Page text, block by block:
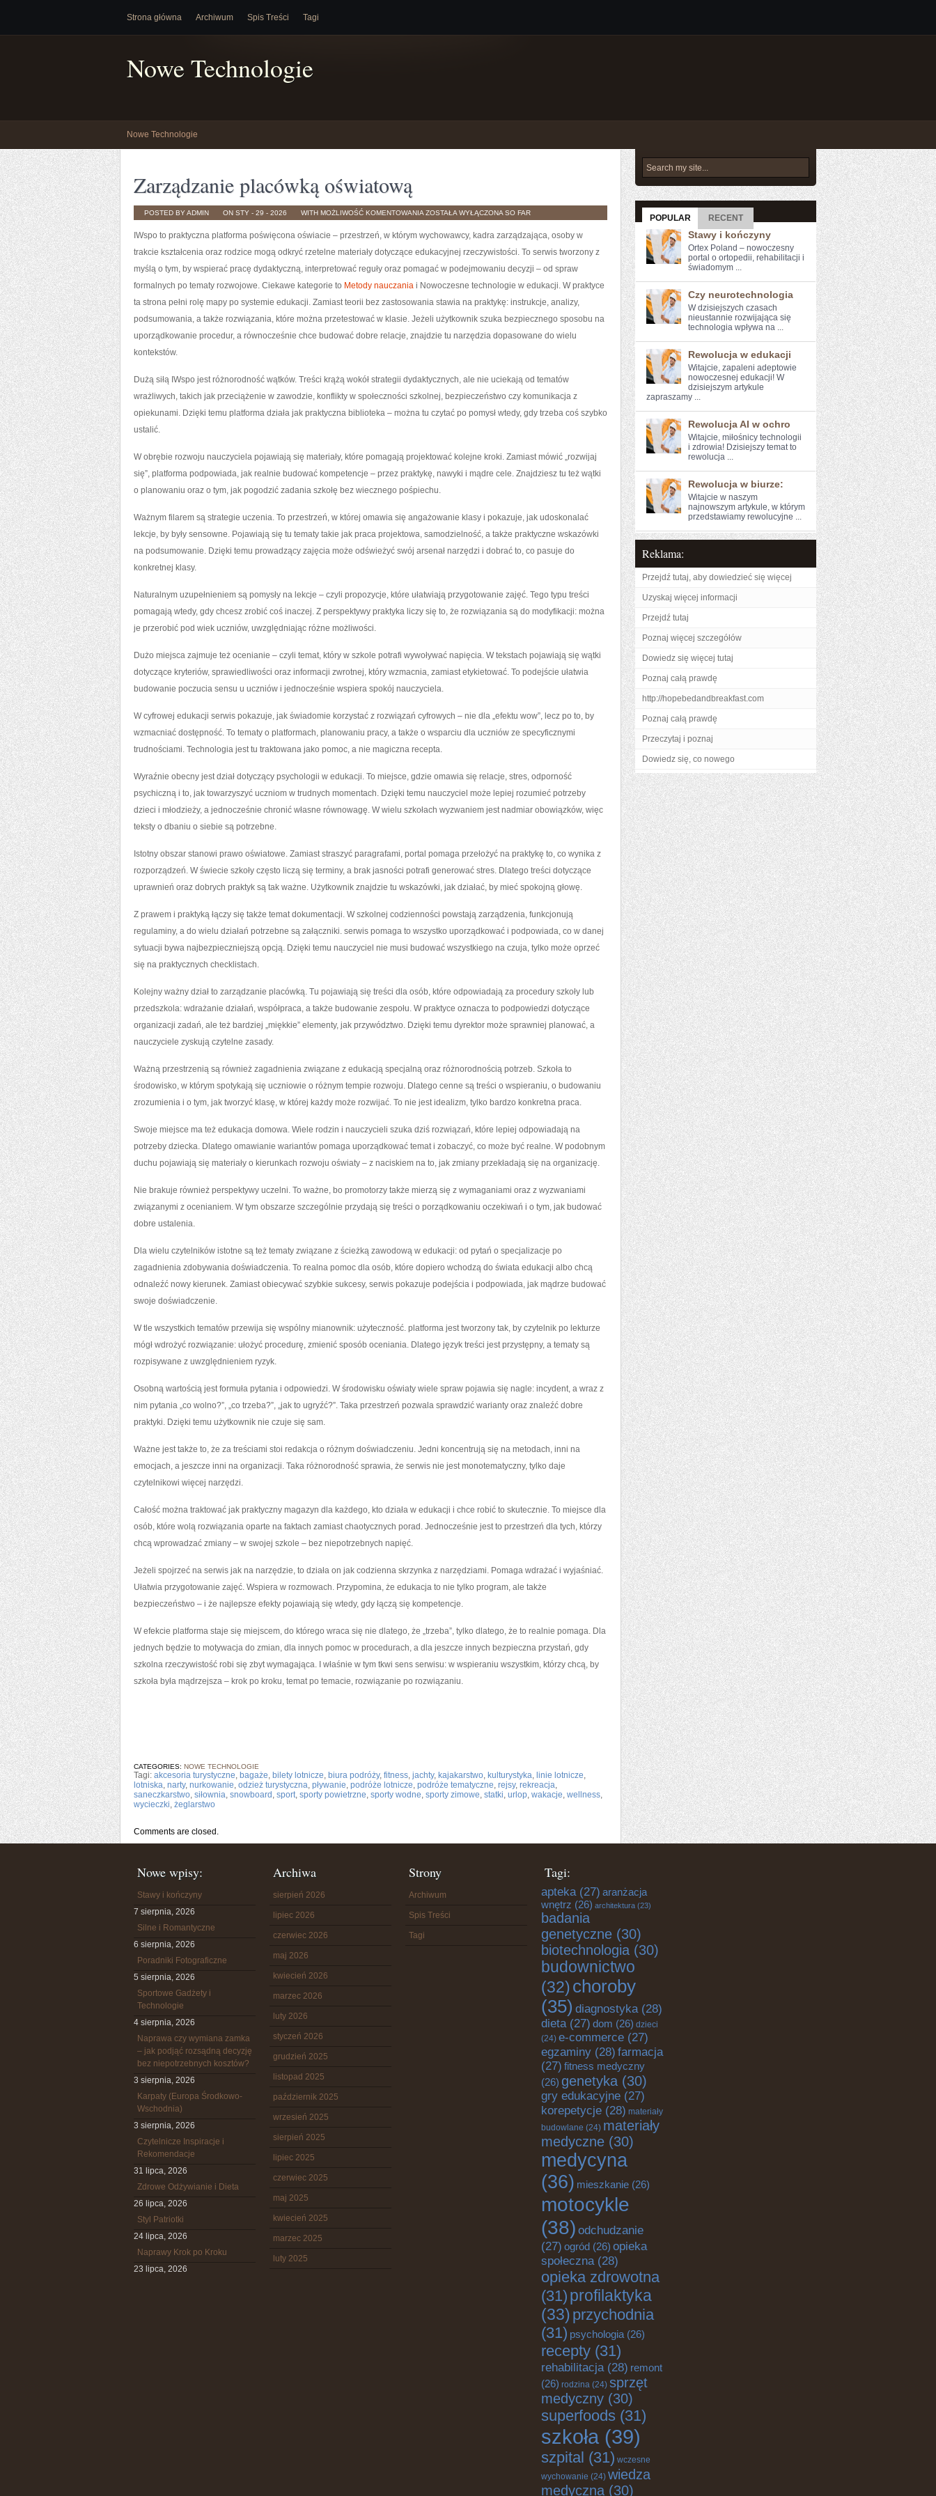
Strona główna Archiwum Spis Treści Tagi
Nowe Technologie
Nowe Technologie
Zarządzanie placówką oświatową
POSTED BY ADMIN ON STY - 29 - 2026 WITH MOŻLIWOŚĆ KOMENTOWANIA ZARZĄDZANIE
PLACÓWKĄ
ZOSTAŁA WYŁĄCZONA SO FAR
IWspo to praktyczna platforma poświęcona oświacie – przestrzeń, w którym wychowawcy, kadra zarządzająca, osoby w
trakcie kształcenia oraz rodzice mogą odkryć rzetelne materiały dotyczące edukacyjnej rzeczywistości. To serwis tworzony z
myślą o tym, by wspierać pracę dydaktyczną, interpretować reguły oraz pomagać w podejmowaniu decyzji – od spraw
formalnych po tematy rozwojowe. Ciekawe kategorie to Metody nauczania i Nowoczesne technologie w edukacji. W praktyce
ta strona pełni rolę mapy po systemie edukacji. Zamiast teorii bez zastosowania stawia na praktykę: instrukcje, analizy,
podsumowania, a także rozwiązania, które można przetestować w klasie. Jeżeli użytkownik szuka bezpiecznego sposobu na
uporządkowanie procedur, a równocześnie chce budować dobre relacje, znajdzie tu narzędzia dopasowane do wielu
kontekstów.
Dużą siłą IWspo jest różnorodność wątków. Treści krążą wokół strategii dydaktycznych, ale nie uciekają od tematów
wrażliwych, takich jak przeciążenie w zawodzie, konflikty w społeczności szkolnej, bezpieczeństwo czy komunikacja z
opiekunami. Dzięki temu platforma działa jak praktyczna biblioteka – można tu czytać po pomysł wtedy, gdy trzeba coś szybko
ustalić.
W obrębie rozwoju nauczyciela pojawiają się materiały, które pomagają projektować kolejne kroki. Zamiast mówić „rozwijaj
się”, platforma podpowiada, jak realnie budować kompetencje – przez praktykę, nawyki i mądre cele. Znajdziesz tu też wątki
o planowaniu oraz o tym, jak pogodzić zadania szkołę bez wiecznego pośpiechu.
Ważnym filarem są strategie uczenia. To przestrzeń, w której omawia się angażowanie klasy i pokazuje, jak udoskonalać
lekcje, by były sensowne. Pojawiają się tu tematy takie jak praca projektowa, samodzielność, a także praktyczne wskazówki
na podsumowanie. Dzięki temu prowadzący zajęcia może odświeżyć swój arsenał narzędzi i dobrać to, co pasuje do
konkretnej klasy.
Naturalnym uzupełnieniem są pomysły na lekcje – czyli propozycje, które ułatwiają przygotowanie zajęć. Tego typu treści
pomagają wtedy, gdy chcesz zrobić coś inaczej. Z perspektywy praktyka liczy się to, że rozwiązania są do modyfikacji: można
je przerobić pod wiek uczniów, uwzględniając różne możliwości.
Dużo miejsca zajmuje też ocenianie – czyli temat, który w szkole potrafi wywoływać napięcia. W tekstach pojawiają się wątki
dotyczące kryteriów, sprawiedliwości oraz informacji zwrotnej, który wzmacnia, zamiast etykietować. To podejście ułatwia
budowanie poczucia sensu u uczniów i jednocześnie wspiera spokój nauczyciela.
W cyfrowej edukacji serwis pokazuje, jak świadomie korzystać z rozwiązań cyfrowych – nie dla „efektu wow”, lecz po to, by
wzmacniać dostępność. To tematy o platformach, planowaniu pracy, a także o wsparciu dla uczniów ze specyficznymi
trudnościami. Technologia jest tu traktowana jako pomoc, a nie magiczna recepta.
Wyraźnie obecny jest dział dotyczący psychologii w edukacji. To miejsce, gdzie omawia się relacje, stres, odporność
psychiczną i to, jak towarzyszyć uczniom w trudnych momentach. Dzięki temu nauczyciel może lepiej rozumieć potrzeby
dzieci i młodzieży, a jednocześnie chronić własne równowagę. W wielu szkołach wyzwaniem jest nadmiar obowiązków, więc
teksty o dbaniu o siebie są potrzebne.
Istotny obszar stanowi prawo oświatowe. Zamiast straszyć paragrafami, portal pomaga przełożyć na praktykę to, co wynika z
rozporządzeń. W świecie szkoły często liczą się terminy, a brak jasności potrafi generować stres. Dlatego treści dotyczące
uprawnień oraz dobrych praktyk są tak ważne. Użytkownik znajdzie tu wskazówki, jak działać, by mieć spokojną głowę.
Z prawem i praktyką łączy się także temat dokumentacji. W szkolnej codzienności powstają zarządzenia, funkcjonują
regulaminy, a do wielu działań potrzebne są załączniki. serwis pomaga to wszystko uporządkować i podpowiada, co w danej
sytuacji bywa najbezpieczniejszą opcją. Dzięki temu nauczyciel nie musi budować wszystkiego na czuja, tylko może oprzeć
się na praktycznych checklistach.
Kolejny ważny dział to zarządzanie placówką. Tu pojawiają się treści dla osób, które odpowiadają za procedury szkoły lub
przedszkola: wdrażanie działań, współpraca, a także budowanie zespołu. W praktyce oznacza to podpowiedzi dotyczące
organizacji zadań, ale też bardziej „miękkie” elementy, jak przywództwo. Dzięki temu dyrektor może sprawniej planować, a
nauczyciele zyskują czytelne zasady.
Ważną przestrzenią są również zagadnienia związane z edukacją specjalną oraz różnorodnością potrzeb. Szkoła to
środowisko, w którym spotykają się uczniowie o różnym tempie rozwoju. Dlatego cenne są treści o wspieraniu, o budowaniu
zrozumienia i o tym, jak tworzyć klasę, w której każdy może rozwijać. To nie jest idealizm, tylko bardzo konkretna praca.
Swoje miejsce ma też edukacja domowa. Wiele rodzin i nauczycieli szuka dziś rozwiązań, które lepiej odpowiadają na
potrzeby dziecka. Dlatego omawianie wariantów pomaga uporządkować temat i zobaczyć, co może być realne. W podobnym
duchu pojawiają się materiały o kierunkach rozwoju oświaty – z naciskiem na to, jak zmiany przekładają się na organizację.
Nie brakuje również perspektywy uczelni. To ważne, bo promotorzy także mierzą się z wymaganiami oraz z wyzwaniami
związanymi z ocenianiem. W tym obszarze szczególnie przydają się treści o porządkowaniu oczekiwań i o tym, jak budować
dobre ustalenia.
Dla wielu czytelników istotne są też tematy związane z ścieżką zawodową w edukacji: od pytań o specjalizacje po
zagadnienia zdobywania doświadczenia. To realna pomoc dla osób, które dopiero wchodzą do świata edukacji albo chcą
odnaleźć nowy kierunek. Zamiast obiecywać szybkie sukcesy, serwis pokazuje podejścia i podpowiada, jak mądrze budować
swoje doświadczenie.
W tle wszystkich tematów przewija się wspólny mianownik: użyteczność. platforma jest tworzony tak, by czytelnik po lekturze
mógł wdrożyć rozwiązanie: ułożyć procedurę, zmienić sposób oceniania. Dlatego język treści jest przystępny, a tematy są
rozpisywane z uwzględnieniem ryzyk.
Osobną wartością jest formuła pytania i odpowiedzi. W środowisku oświaty wiele spraw pojawia się nagle: incydent, a wraz z
nim pytania „co wolno?”, „co trzeba?”, „jak to ugryźć?”. Taka przestrzeń pozwala sprawdzić warianty oraz znaleźć dobre
praktyki. Dzięki temu użytkownik nie czuje się sam.
Ważne jest także to, że za treściami stoi redakcja o różnym doświadczeniu. Jedni koncentrują się na metodach, inni na
emocjach, a jeszcze inni na organizacji. Taka różnorodność sprawia, że serwis nie jest monotematyczny, tylko daje
czytelnikowi więcej narzędzi.
Całość można traktować jak praktyczny magazyn dla każdego, kto działa w edukacji i chce robić to skutecznie. To miejsce dla
osób, które wolą rozwiązania oparte na faktach zamiast chaotycznych porad. Jednocześnie jest to przestrzeń dla tych, którzy
chcą wprowadzać zmiany – w swojej szkole – bez niepotrzebnych napięć.
Jeżeli spojrzeć na serwis jak na narzędzie, to działa on jak codzienna skrzynka z narzędziami. Pomaga wdrażać i wyjaśniać.
Ułatwia przygotowanie zajęć. Wspiera w rozmowach. Przypomina, że edukacja to nie tylko program, ale także
bezpieczeństwo – i że najlepsze efekty pojawiają się wtedy, gdy łączą się kompetencje.
W efekcie platforma staje się miejscem, do którego wraca się nie dlatego, że „trzeba”, tylko dlatego, że to realnie pomaga. Dla
jednych będzie to motywacja do zmian, dla innych pomoc w procedurach, a dla jeszcze innych bezpieczna przystań, gdy
szkolna rzeczywistość robi się zbyt wymagająca. I właśnie w tym tkwi sens serwisu: w wspieraniu wszystkim, którzy chcą, by
szkoła była mądrzejsza – krok po kroku, temat po temacie, rozwiązanie po rozwiązaniu.
CATEGORIES: NOWE TECHNOLOGIE
Tagi: akcesoria turystyczne, bagaże, bilety lotnicze, biura podróży, fitness, jachty, kajakarstwo, kulturystyka, linie lotnicze,
lotniska, narty, nurkowanie, odzież turystyczna, pływanie, podróże lotnicze, podróże tematyczne, rejsy, rekreacja,
saneczkarstwo, siłownia, snowboard , sport, sporty powietrzne, sporty wodne, sporty zimowe, statki, urlop, wakacje, wellness,
wycieczki, żeglarstwo
Comments are closed.
POPULAR RECENT
Stawy i kończyny
Ortex Poland – nowoczesny
portal o ortopedii, rehabilitacji i
świadomym ...
Czy neurotechnologia
W dzisiejszych czasach
nieustannie rozwijająca się
technologia wpływa na ...
Rewolucja w edukacji
Witajcie, zapaleni adeptowie
nowoczesnej edukacji! W
dzisiejszym artykule
zapraszamy ...
Rewolucja AI w ochro
Witajcie, miłośnicy technologii
i zdrowia! ⁤Dzisiejszy temat to
rewolucja ...
Rewolucja w biurze:
Witajcie w ​naszym
najnowszym artykule, w którym​
przedstawiamy rewolucyjne ...
Reklama:
Przejdź tutaj, aby dowiedzieć się więcej
Uzyskaj więcej informacji
Przejdź tutaj
Poznaj więcej szczegółów
Dowiedz się więcej tutaj
Poznaj całą prawdę
http://hopebedandbreakfast.com
Poznaj całą prawdę
Przeczytaj i poznaj
Dowiedz się, co nowego
Nowe wpisy:
Stawy i kończyny
7 sierpnia, 2026
Silne i Romantyczne
6 sierpnia, 2026
Poradniki Fotograficzne
5 sierpnia, 2026
Sportowe Gadżety i
Technologie
4 sierpnia, 2026
Naprawa czy wymiana zamka
– jak podjąć rozsądną decyzję
bez niepotrzebnych kosztów?
3 sierpnia, 2026
Karpaty (Europa Środkowo-
Wschodnia)
3 sierpnia, 2026
Czytelnicze Inspiracje i
Rekomendacje
31 lipca, 2026
Zdrowe Odżywianie i Dieta
26 lipca, 2026
Styl Patriotki
24 lipca, 2026
Naprawy Krok po Kroku
23 lipca, 2026
Archiwa
sierpień 2026
lipiec 2026
czerwiec 2026
maj 2026
kwiecień 2026
marzec 2026
luty 2026
styczeń 2026
grudzień 2025
listopad 2025
październik 2025
wrzesień 2025
sierpień 2025
lipiec 2025
czerwiec 2025
maj 2025
kwiecień 2025
marzec 2025
luty 2025
Strony
Archiwum
Spis Treści
Tagi
Tagi:
apteka(27) aranżacja
wnętrz (26) architektura (23)
badania
genetyczne (30)
biotechnologia (30)
budownictwo
(32) choroby
(35) diagnostyka(28)
dieta(27) dom (26) dzieci
(24) e-commerce (27)
egzaminy (28) farmacja
(27) fitness medyczny
(26) genetyka (30)
gry edukacyjne (27)
korepetycje (28) materiały
budowlane (24) materiały
medyczne (30)
medycyna
(36) mieszkanie (26)
motocykle
(38) odchudzanie
(27) ogród (26) opieka
społeczna(28)
opieka zdrowotna
(31) profilaktyka
(33) przychodnia
(31) psychologia (26)
recepty (31)
rehabilitacja(28) remont
(26) rodzina (24) sprzęt
medyczny (30)
superfoods (31)
szkoła (39)
szpital (31) wczesne
wychowanie (24) wiedza
medyczna (30)